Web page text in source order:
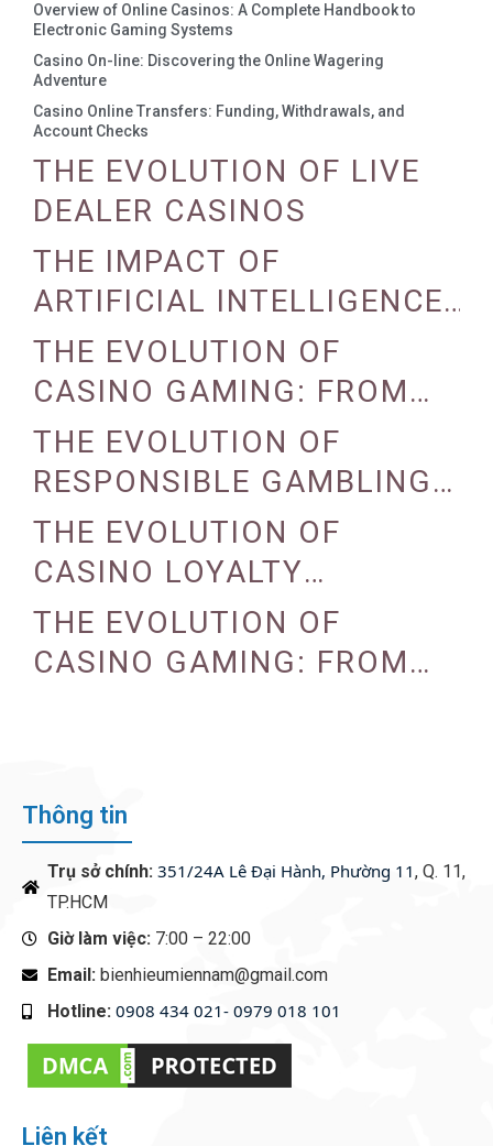
Overview of Online Casinos: A Complete Handbook to
Electronic Gaming Systems
Casino On-line: Discovering the Online Wagering
Adventure
Casino Online Transfers: Funding, Withdrawals, and
Account Checks
THE EVOLUTION OF LIVE
DEALER CASINOS
THE IMPACT OF
ARTIFICIAL INTELLIGENCE
ON CASINO OPERATIONS
THE EVOLUTION OF
CASINO GAMING: FROM
TRADITIONAL TO DIGITAL
THE EVOLUTION OF
RESPONSIBLE GAMBLING
PRACTICES IN CASINOS
THE EVOLUTION OF
CASINO LOYALTY
PROGRAMS
THE EVOLUTION OF
CASINO GAMING: FROM
Thông tin
Trụ sở chính: 351/24A Lê Đại Hành, Phường 11, Q. 11,
TP.HCM
Giờ làm việc: 7:00 – 22:00
Email: bienhieumiennam@gmail.com
Hotline: 0908 434 021- 0979 018 101
Liên kết